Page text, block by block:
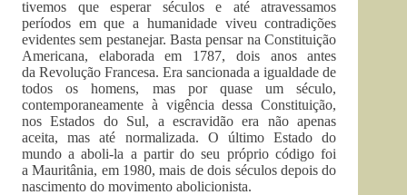
tivemos que esperar séculos e até atravessamos
períodos em que a humanidade viveu contradições
evidentes sem pestanejar. Basta pensar na Constituição
Americana, elaborada em 1787, dois anos antes
da Revolução Francesa. Era sancionada a igualdade de
todos os homens, mas por quase um século,
contemporaneamente à vigência dessa Constituição,
nos Estados do Sul, a escravidão era não apenas
aceita, mas até normalizada. O último Estado do
mundo a aboli-la a partir do seu próprio código foi
a Mauritânia, em 1980, mais de dois séculos depois do
nascimento do movimento abolicionista.